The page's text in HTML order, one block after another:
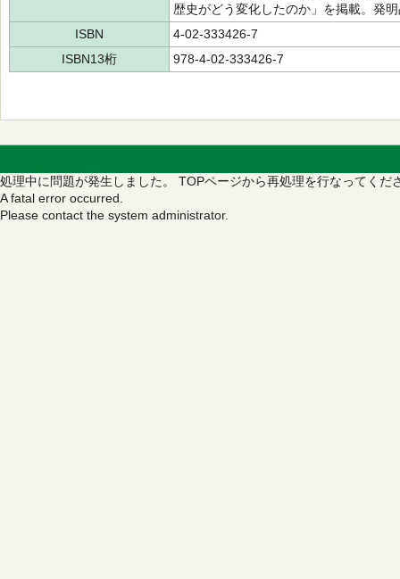
歴史がどう変化したのか」を掲載。発
ISBN
4-02-333426-7
ISBN13桁
978-4-02-333426-7
処理中に問題が発生しました。 TOPページから再処理を行なってくだ
A fatal error occurred.
Please contact the system administrator.